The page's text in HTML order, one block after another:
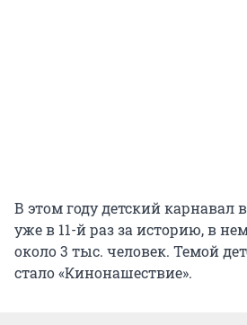
В этом году детский карнавал
уже в 11-й раз за историю, в
около 3 тыс. человек. Темой
стало «Кинонашествие».